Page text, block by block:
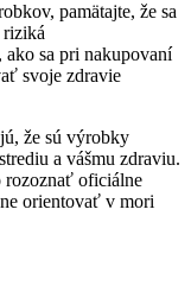
pamätajte, že sa
riziká
ako sa pri nakupovaní
svoje zdravie
že sú výrobky
a vášmu zdraviu.
rozoznať oficiálne
orientovať v mori